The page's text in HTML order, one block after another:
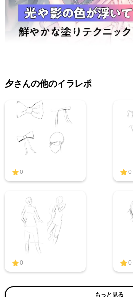
夕さんの他のイラレポ
0 0
0 0
もっと見る